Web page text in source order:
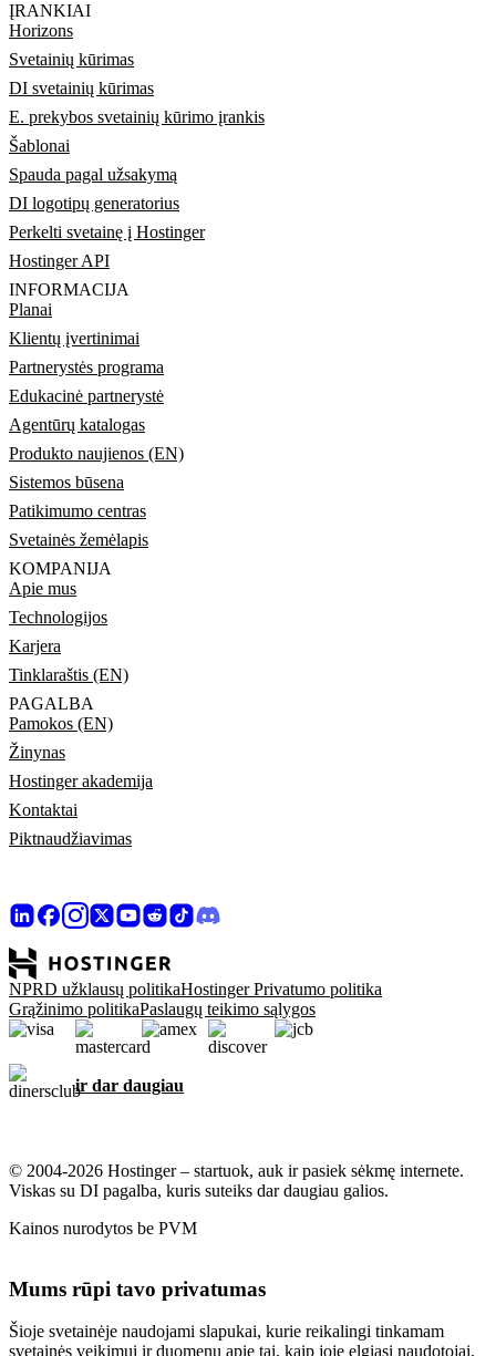
ĮRANKIAI
Horizons
Svetainių kūrimas
DI svetainių kūrimas
E. prekybos svetainių kūrimo įrankis
Šablonai
Spauda pagal užsakymą
DI logotipų generatorius
Perkelti svetainę į Hostinger
Hostinger API
INFORMACIJA
Planai
Klientų įvertinimai
Partnerystės programa
Edukacinė partnerystė
Agentūrų katalogas
Produkto naujienos (EN)
Sistemos būsena
Patikimumo centras
Svetainės žemėlapis
KOMPANIJA
Apie mus
Technologijos
Karjera
Tinklaraštis (EN)
PAGALBA
Pamokos (EN)
Žinynas
Hostinger akademija
Kontaktai
Piktnaudžiavimas
NPRD užklausų politikaHostinger Privatumo politika
Grąžinimo politikaPaslaugų teikimo sąlygos
ir dar daugiau
© 2004-2026 Hostinger – startuok, auk ir pasiek sėkmę internete.
Viskas su DI pagalba, kuris suteiks dar daugiau galios.
Kainos nurodytos be PVM
Mums rūpi tavo privatumas
Šioje svetainėje naudojami slapukai, kurie reikalingi tinkamam
svetainės veikimui ir duomenų apie tai, kaip joje elgiasi naudotojai,